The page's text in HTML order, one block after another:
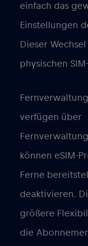
einfach das
Einstellungen
Dieser
physischen
verfügen über
können eSIM-
Ferne
deaktivieren.
größere
die